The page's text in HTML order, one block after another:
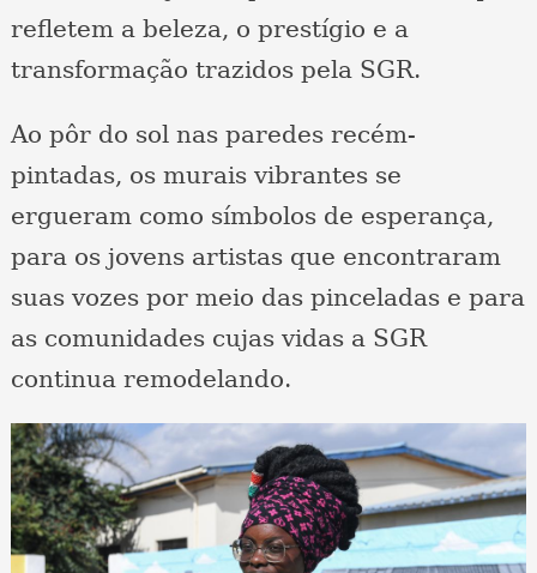
refletem a beleza, o prestígio e a
transformação trazidos pela SGR.
Ao pôr do sol nas paredes recém-
pintadas, os murais vibrantes se
ergueram como símbolos de esperança,
para os jovens artistas que encontraram
suas vozes por meio das pinceladas e para
as comunidades cujas vidas a SGR
continua remodelando.